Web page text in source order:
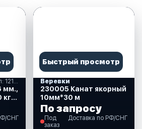
мм.,
кг.,
СНГ
Быстрый просмотр
Веревки
230005 Канат якорный
10мм*30 м
По запросу
Под
заказ
Доставка по РФ/СНГ